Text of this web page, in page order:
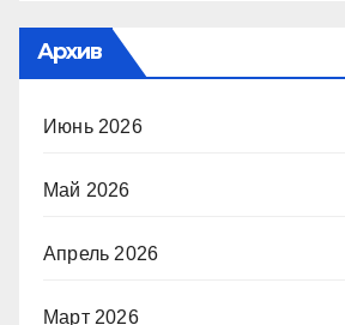
Архив
Июнь 2026
Май 2026
Апрель 2026
Март 2026